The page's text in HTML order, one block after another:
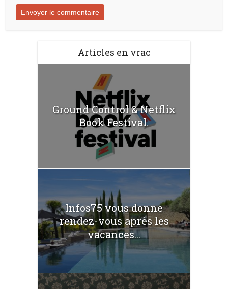
Articles en vrac
Ground Control & Netflix
Book Festival.
Infos75 vous donne
rendez-vous après les
vacances...